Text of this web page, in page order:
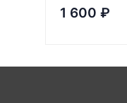
1 600 ₽